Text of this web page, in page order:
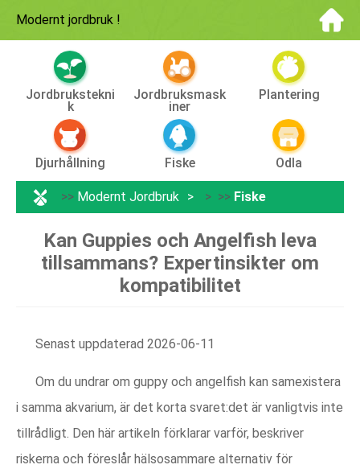
Modernt jordbruk !
Jordbrukstekni
K
Jordbruksmask
Iner
Plantering
Djurhållning Fiske Odla
>> Modernt Jordbruk > >> Fiske
Kan Guppies och Angelfish leva
tillsammans? Expertinsikter om
kompatibilitet
Senast uppdaterad 2026-06-11
Om du undrar om guppy och angelfish kan samexistera
i samma akvarium, är det korta svaret:det är vanligtvis inte
tillrådligt. Den här artikeln förklarar varför, beskriver
riskerna och föreslår hälsosammare alternativ för